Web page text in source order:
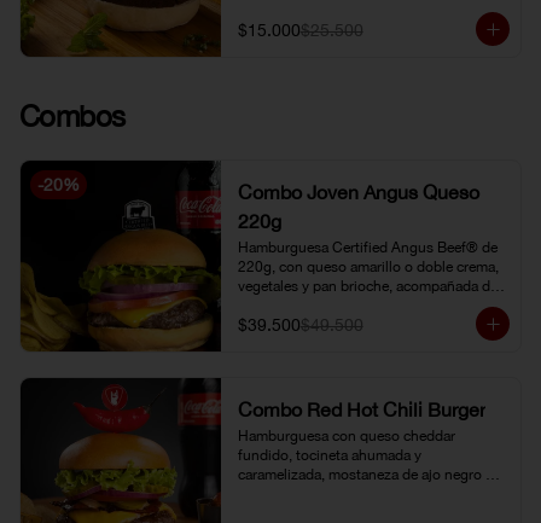
$15.000$25.500
Combos
-20%
Combo Joven Angus Queso
220g
Hamburguesa Certified Angus Beef® de
220g, con queso amarillo o doble crema,
vegetales y pan brioche, acompañada de
papa chip o papa francesa y gaseosa o
limonada natural.
$39.500$49.500
Combo Red Hot Chili Burger
Hamburguesa con queso cheddar
fundido, tocineta ahumada y
caramelizada, mostaneza de ajo negro y